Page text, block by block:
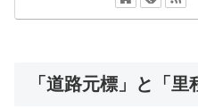
「道路元標」と「里